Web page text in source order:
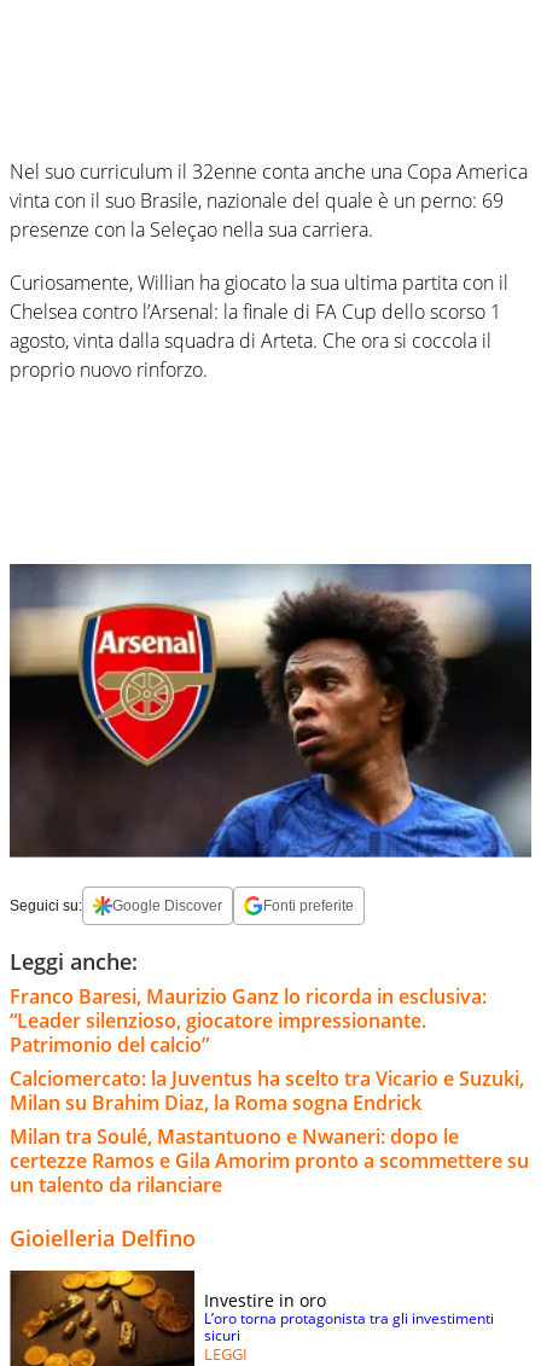
Nel suo curriculum il 32enne conta anche una Copa America
vinta con il suo Brasile, nazionale del quale è un perno: 69
presenze con la Seleçao nella sua carriera.
Curiosamente, Willian ha giocato la sua ultima partita con il
Chelsea contro l’Arsenal: la finale di FA Cup dello scorso 1
agosto, vinta dalla squadra di Arteta. Che ora si coccola il
proprio nuovo rinforzo.
Seguici su: Google Discover Fonti preferite
Leggi anche:
Franco Baresi, Maurizio Ganz lo ricorda in esclusiva:
“Leader silenzioso, giocatore impressionante.
Patrimonio del calcio”
Calciomercato: la Juventus ha scelto tra Vicario e Suzuki,
Milan su Brahim Diaz, la Roma sogna Endrick
Milan tra Soulé, Mastantuono e Nwaneri: dopo le
certezze Ramos e Gila Amorim pronto a scommettere su
un talento da rilanciare
Gioielleria Delfino
Investire in oro
L’oro torna protagonista tra gli investimenti
sicuri
LEGGI